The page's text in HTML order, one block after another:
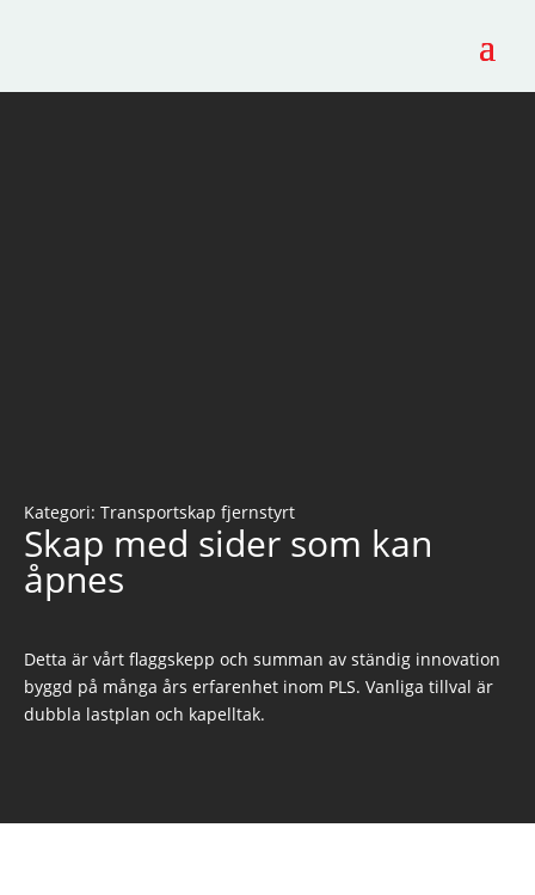
Kategori: Transportskap fjernstyrt
Skap med sider som kan
åpnes
Detta är vårt flaggskepp och summan av ständig innovation
byggd på många års erfarenhet inom PLS. Vanliga tillval är
dubbla lastplan och kapelltak.